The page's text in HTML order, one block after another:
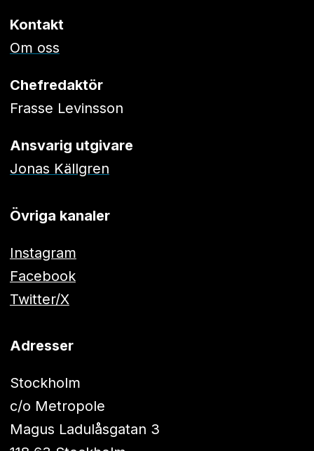
Kontakt
Om oss
Chefredaktör
Frasse Levinsson
Ansvarig utgivare
Jonas Källgren
Övriga kanaler
Instagram
Facebook
Twitter/X
Adresser
Stockholm
c/o Metropole
Magus Ladulåsgatan 3